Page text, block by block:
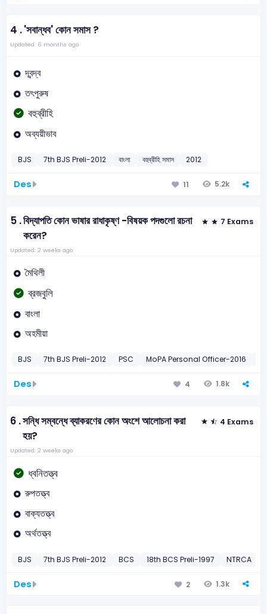
4 .'সবান্ধব' কোন সমাস ?
Updated: 6 months ago
দ্বন্দ্ব
তৎপুরুষ
বহুব্রীহি
অব্যয়ীভাব
BJS 7th BJS Preli-2012 বাংলা বহুব্রীহি সমাস 2012
Des 11 5.2k
5 .বিদ্যাপতি কোন ভাষার রাধাকৃষ্ণ -বিষয়ক পদগুলো রচনা
করেন?
7 Exams
Updated: 2 weeks ago
মৈথিলী
ব্রজবুলি
বাংলা
অহমীয়া
BJS 7th BJS Preli-2012 PSC MoPA Personal Officer-2016
Des 4 1.8k
6 .সন্ধি সম্বন্ধে ব্যাকরণের কোন অংশে আলোচনা করা
হয়?
4 Exams
Updated: 2 weeks ago
ধ্বনিতত্ত্ব
রুপতত্ত্ব
বাক্যতত্ত্ব
অর্থতত্ত্ব
BJS 7th BJS Preli-2012 BCS 18th BCS Preli-1997 NTRCA
Des 2 1.3k